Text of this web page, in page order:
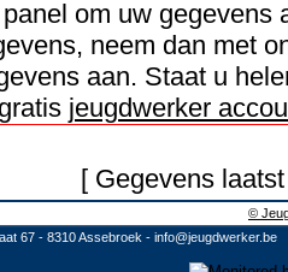
om uw
neem dan met
aan. Staat u
jeugdwerker
[ Gegevens
©
67 - 8310 Assebroek - info@jeugdwerker.be